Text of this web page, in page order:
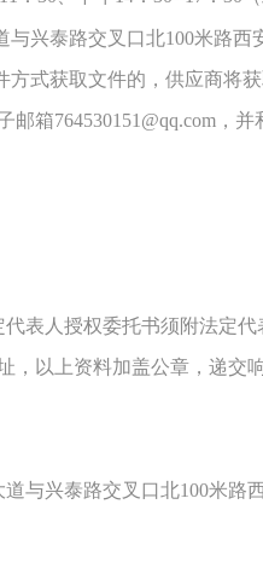
兴泰路交叉口北100米路西
式获取文件的，供应商将
箱764530151@qq.com，
表人授权委托书须附法定代
以上资料加盖公章，递交
与兴泰路交叉口北100米路